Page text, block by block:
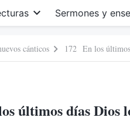
Sermones y
cánticos 172 En los
últimos días Dios